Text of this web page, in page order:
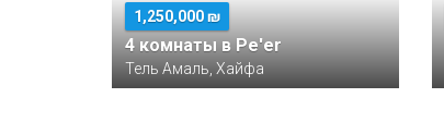
1,250,000 ₪
4 комнаты в Pe'er
Тель Амаль, Хайфа